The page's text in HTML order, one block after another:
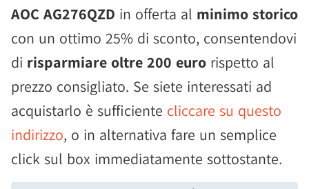
AOC AG276QZD in offerta al minimo storico
con un ottimo 25% di sconto, consentendovi
di risparmiare oltre 200 euro rispetto al
prezzo consigliato. Se siete interessati ad
acquistarlo è sufficiente cliccare su questo
indirizzo, o in alternativa fare un semplice
click sul box immediatamente sottostante.